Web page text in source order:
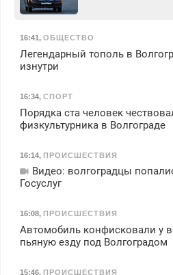
16:41, ОБЩЕСТВО
Легендарный тополь в
изнутри
16:34, СПОРТ
Порядка ста человек
физкультурника в Волгограде
16:14, ПРОИСШЕСТВИЯ
Видео: волгоградцы
Госуслуг
16:08, ПРОИСШЕСТВИЯ
Автомобиль конфисковали у
пьяную езду под Волгоградом
15:46, ПРОИСШЕСТВИЯ